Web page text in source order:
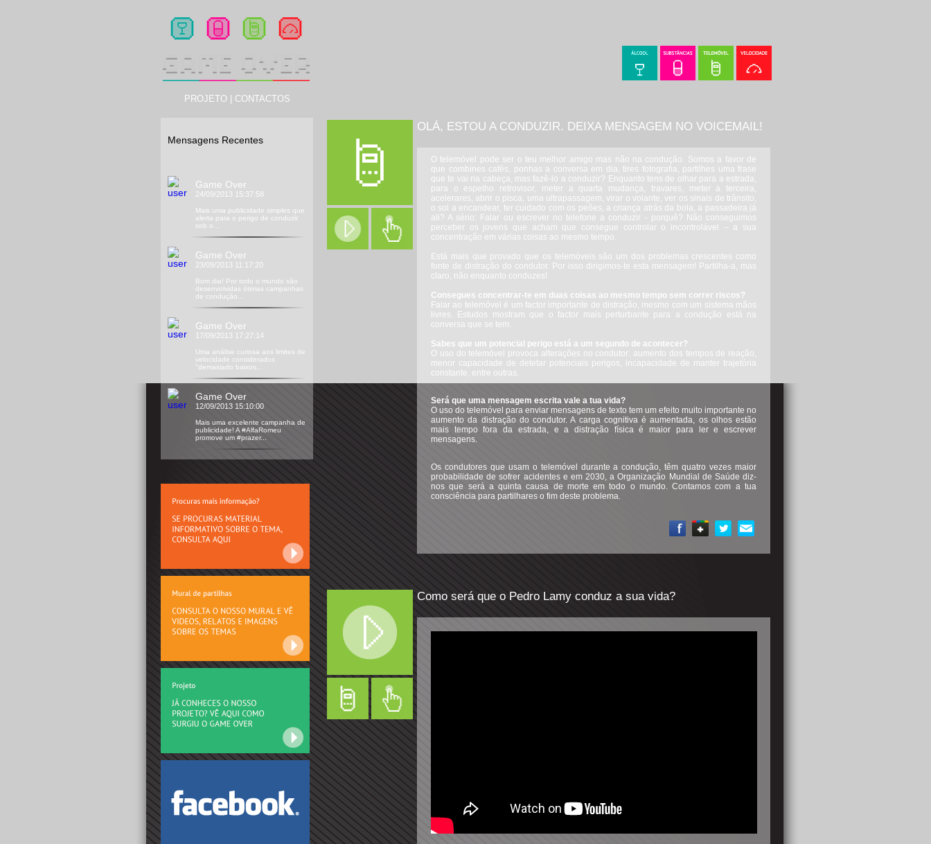
PROJETO CONTACTOS
Mensagens Recentes
Game Over
24/09/2013 15:37:58
Mais uma publicidade simples que
alerta para o perigo de conduzir
sob o...
Game Over
23/09/2013 11:17:20
Bom dia! Por todo o mundo são
desenvolvidas ótimas campanhas
de condução...
Game Over
17/09/2013 17:27:14
Uma análise curiosa aos limites de
velocidade considerados
"demasiado baixos...
Game Over
12/09/2013 15:10:00
Mais uma excelente campanha de
publicidade! A #AlfaRomeu
promove um #prazer...
OLÁ, ESTOU A CONDUZIR. DEIXA MENSAGEM NO VOICEMAIL!
O telemóvel pode ser o teu melhor amigo mas não na condução. Somos a favor de
que combines cafés, ponhas a conversa em dia, tires fotografia, partilhes uma frase
que te vai na cabeça, mas fazê-lo a conduzir? Enquanto tens de olhar para a estrada,
para o espelho retrovisor, meter a quarta mudança, travares, meter a terceira,
acelerares, abrir o pisca, uma ultrapassagem, virar o volante, ver os sinais de trânsito,
o sol a encandear, ter cuidado com os peões, a criança atrás da bola, a passadeira já
ali? A sério: Falar ou escrever no telefone a conduzir - porquê? Não conseguimos
perceber os jovens que acham que consegue controlar o incontrolável – a sua
concentração em várias coisas ao mesmo tempo.
Está mais que provado que os telemóveis são um dos problemas crescentes como
fonte de distração do condutor. Por isso dirigimos-te esta mensagem! Partilha-a, mas
claro, não enquanto conduzes!
Consegues concentrar-te em duas coisas ao mesmo tempo sem correr riscos?
Falar ao telemóvel é um factor importante de distração, mesmo com um sistema mãos
livres. Estudos mostram que o factor mais perturbante para a condução está na
conversa que se tem.
Sabes que um potencial perigo está a um segundo de acontecer?
O uso do telemóvel provoca alterações no condutor: aumento dos tempos de reação,
menor capacidade de detetar potenciais perigos, incapacidade de manter trajetória
constante, entre outras.
Será que uma mensagem escrita vale a tua vida?
O uso do telemóvel para enviar mensagens de texto tem um efeito muito importante no
aumento da distração do condutor. A carga cognitiva é aumentada, os olhos estão
mais tempo fora da estrada, e a distração física é maior para ler e escrever
mensagens.
Os condutores que usam o telemóvel durante a condução, têm quatro vezes maior
probabilidade de sofrer acidentes e em 2030, a Organização Mundial de Saúde diz-
nos que será a quinta causa de morte em todo o mundo. Contamos com a tua
consciência para partilhares o fim deste problema.
Como será que o Pedro Lamy conduz a sua vida?